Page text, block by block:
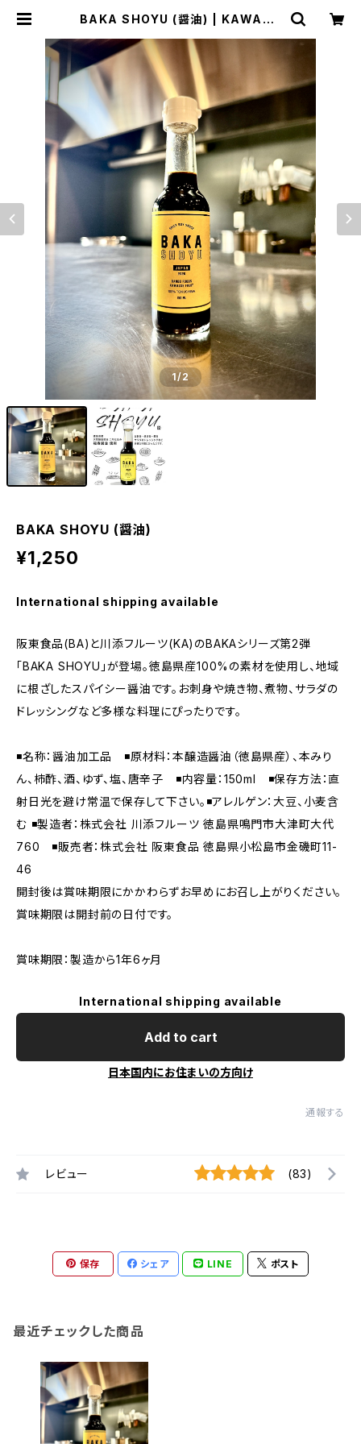
BAKA SHOYU (醤油) | KAWAZO
1/2
BAKA SHOYU (醤油)
¥1,250
International shipping available
阪東食品(BA)と川添フルーツ(KA)のBAKAシリーズ第2弾
「BAKA SHOYU」が登場。徳島県産100%の素材を使用し、地域
に根ざしたスパイシー醤油です。お刺身や焼き物、煮物、サラダの
ドレッシングなど多様な料理にぴったりです。
◾️名称：醤油加工品 ◾️原材料：本醸造醤油（徳島県産）、本みり
ん、柿酢、酒、ゆず、塩、唐辛子 ◾️内容量：150ml ◾️保存方法：直
射日光を避け常温で保存して下さい。◾️アレルゲン：大豆、小麦含
む ◾️製造者：株式会社 川添フルーツ 徳島県鳴門市大津町大代
760 ◾️販売者：株式会社 阪東食品 徳島県小松島市金磯町11-
46
開封後は賞味期限にかかわらずお早めにお召し上がりください。
賞味期限は開封前の日付です。
賞味期限：製造から1年6ヶ月
International shipping available
Add to cart
日本国内にお住まいの方向け
通報する
レビュー (83)
保存 シェア LINE ポスト
最近チェックした商品